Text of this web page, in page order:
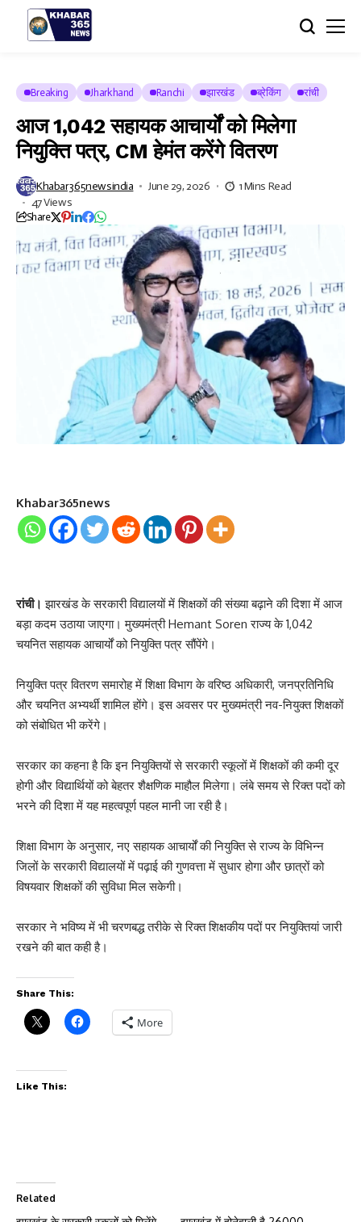
Breaking Jharkhand Ranchi झारखंड ब्रेकिंग रांची
आज 1,042 सहायक आचार्यों को मिलेगा
नियुक्ति पत्र, CM हेमंत करेंगे वितरण
Khabar365newsindia June 29, 2026
1 Mins Read
47 Views
Share
Khabar365news
रांची। झारखंड के सरकारी विद्यालयों में शिक्षकों की संख्या बढ़ाने की दिशा में आज
बड़ा कदम उठाया जाएगा। मुख्यमंत्री Hemant Soren राज्य के 1,042
चयनित सहायक आचार्यों को नियुक्ति पत्र सौंपेंगे।
नियुक्ति पत्र वितरण समारोह में शिक्षा विभाग के वरिष्ठ अधिकारी, जनप्रतिनिधि
और चयनित अभ्यर्थी शामिल होंगे। इस अवसर पर मुख्यमंत्री नव-नियुक्त शिक्षकों
को संबोधित भी करेंगे।
सरकार का कहना है कि इन नियुक्तियों से सरकारी स्कूलों में शिक्षकों की कमी दूर
होगी और विद्यार्थियों को बेहतर शैक्षणिक माहौल मिलेगा। लंबे समय से रिक्त पदों को
भरने की दिशा में यह महत्वपूर्ण पहल मानी जा रही है।
शिक्षा विभाग के अनुसार, नए सहायक आचार्यों की नियुक्ति से राज्य के विभिन्न
जिलों के सरकारी विद्यालयों में पढ़ाई की गुणवत्ता में सुधार होगा और छात्रों को
विषयवार शिक्षकों की सुविधा मिल सकेगी।
सरकार ने भविष्य में भी चरणबद्ध तरीके से रिक्त शिक्षकीय पदों पर नियुक्तियां जारी
रखने की बात कही है।
Share This:
More
Like This:
Related